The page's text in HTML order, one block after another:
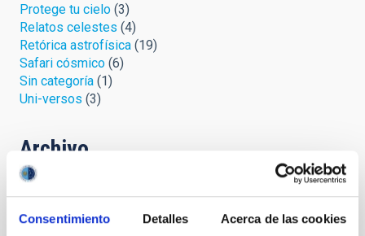
Consentimiento Detalles Acerca de las cookies
Protege tu cielo (3)
Relatos celestes (4)
Retórica astrofísica (19)
Safari cósmico (6)
Sin categoría (1)
Uni-versos (3)
Archivo
Agosto 2026
Julio 2026(7)
Junio 2026(2)